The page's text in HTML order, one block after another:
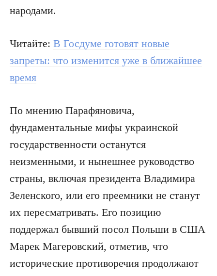
народами.
Читайте: В Госдуме готовят новые
запреты: что изменится уже в ближайшее
время
По мнению Парафяновича,
фундаментальные мифы украинской
государственности останутся
неизменными, и нынешнее руководство
страны, включая президента Владимира
Зеленского, или его преемники не станут
их пересматривать. Его позицию
поддержал бывший посол Польши в США
Марек Магеровский, отметив, что
исторические противоречия продолжают